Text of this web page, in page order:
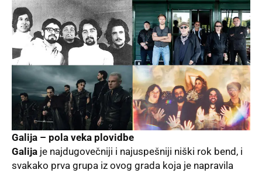
Galija – pola veka plovidbe
Galija je najdugovečniji i najuspešniji niški rok bend, i
svakako prva grupa iz ovog grada koja je napravila